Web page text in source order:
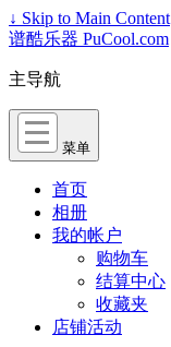
↓ Skip to Main Content
谱酷乐器 PuCool.com
主导航
菜单
首页
相册
我的帐户
购物车
结算中心
收藏夹
店铺活动